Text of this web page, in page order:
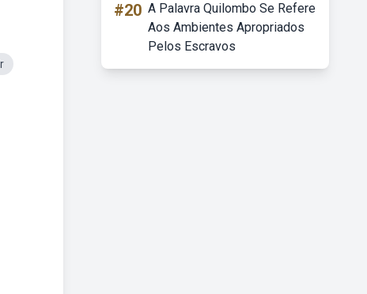
#20 A Palavra Quilombo Se Refere
Aos Ambientes Apropriados
Pelos Escravos